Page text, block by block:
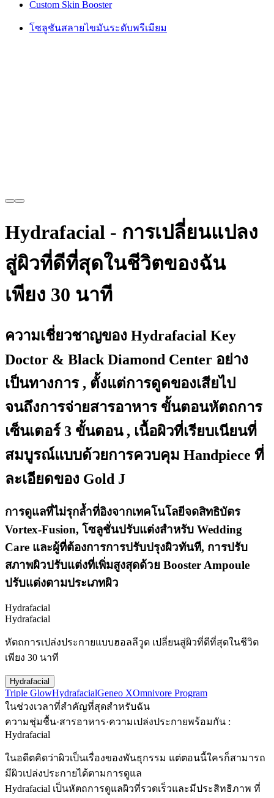
Custom Skin Booster
โซลูชันสลายไขมันระดับพรีเมียม
Hydrafacial - การเปลี่ยนแปลง
สู่ผิวที่ดีที่สุดในชีวิตของฉัน
เพียง 30 นาที
ความเชี่ยวชาญของ Hydrafacial Key
Doctor & Black Diamond Center อย่าง
เป็นทางการ , ตั้งแต่การดูดของเสียไป
จนถึงการจ่ายสารอาหาร ขั้นตอนหัตถการ
เซ็นเตอร์ 3 ขั้นตอน , เนื้อผิวที่เรียบเนียนที่
สมบูรณ์แบบด้วยการควบคุม Handpiece ที่
ละเอียดของ Gold J
การดูแลที่ไม่รุกล้ำที่อิงจากเทคโนโลยีจดสิทธิบัตร
Vortex-Fusion, โซลูชั่นปรับแต่งสำหรับ Wedding
Care และผู้ที่ต้องการการปรับปรุงผิวทันที, การปรับ
สภาพผิวปรับแต่งที่เพิ่มสูงสุดด้วย Booster Ampoule
ปรับแต่งตามประเภทผิว
Hydrafacial
Hydrafacial
หัตถการเปล่งประกายแบบฮอลลีวูด เปลี่ยนสู่ผิวที่ดีที่สุดในชีวิต
เพียง 30 นาที
Hydrafacial
Triple GlowHydrafacialGeneo XOmnivore Program
ในช่วงเวลาที่สำคัญที่สุดสำหรับฉัน
ความชุ่มชื้น·สารอาหาร·ความเปล่งประกายพร้อมกัน :
Hydrafacial
ในอดีตคิดว่าผิวเป็นเรื่องของพันธุกรรม แต่ตอนนี้ใครก็สามารถ
มีผิวเปล่งประกายได้ตามการดูแล
Hydrafacial เป็นหัตถการดูแลผิวที่รวดเร็วและมีประสิทธิภาพ ที่